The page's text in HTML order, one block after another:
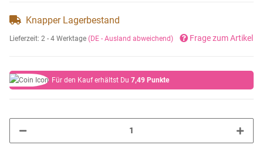
Knapper Lagerbestand
Lieferzeit: 2 - 4 Werktage (DE - Ausland abweichend) Frage zum Artikel
Für den Kauf erhältst Du 7,49 Punkte